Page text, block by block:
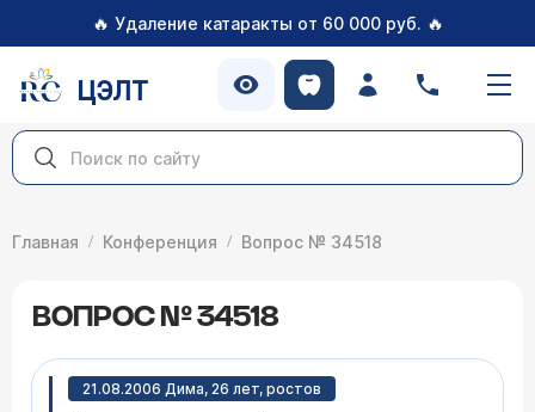
🔥 Удаление катаракты от 60 000 руб. 🔥
ЦЭЛТ
Главная Конференция Вопрос № 34518
ВОПРОС № 34518
21.08.2006 Дима, 26 лет, ростов